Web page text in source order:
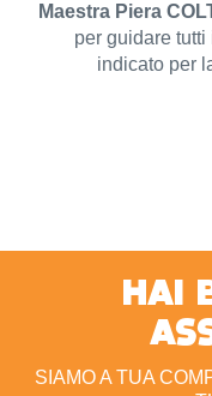
Maestra Piera
per guidare
indicato per
HAI
SIAMO A TUA